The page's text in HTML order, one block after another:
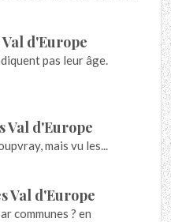
d'Europe
pas leur âge.
Val d'Europe
mais vu les...
Val d'Europe
communes ? en